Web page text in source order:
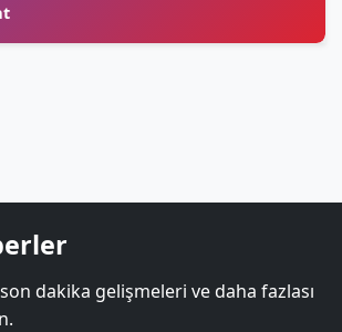
dakika gelişmeleri ve daha fazlası